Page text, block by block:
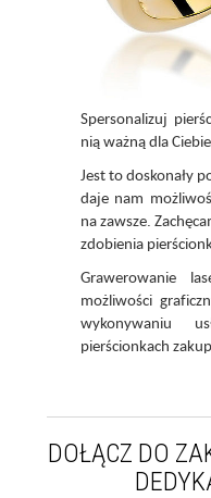
Spersonalizuj
nią ważną dla
Jest to doskonały
daje nam
na zawsze.
zdobienia
Grawerowanie
możliwości
wykonywaniu
pierścionkach
DOŁĄCZ DO